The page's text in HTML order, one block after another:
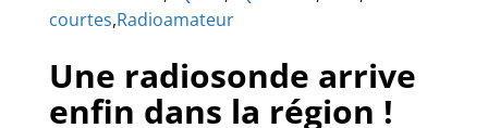
courtes,Radioamateur
Une radiosonde arrive
enfin dans la région !